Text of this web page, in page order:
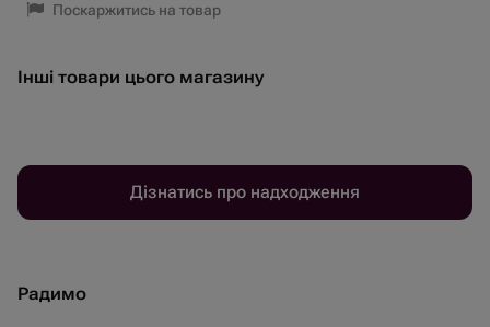
Поскаржитись на товар
Інші товари цього магазину
Дізнатись про надходження
Радимо